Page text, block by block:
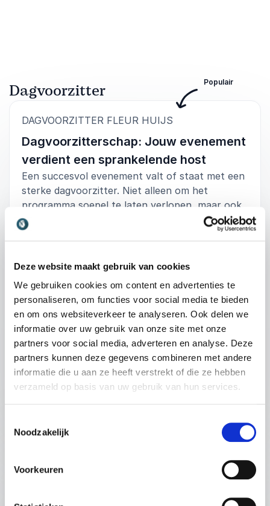
Deze website maakt gebruik van cookies
We gebruiken cookies om content en advertenties te
personaliseren, om functies voor social media te bieden
en om ons websiteverkeer te analyseren. Ook delen we
informatie over uw gebruik van onze site met onze
partners voor social media, adverteren en analyse. Deze
partners kunnen deze gegevens combineren met andere
informatie die u aan ze heeft verstrekt of die ze hebben
verzameld op basis van uw gebruik van hun services.
Noodzakelijk
Voorkeuren
Dagvoorzitter
DAGVOORZITTER FLEUR HUIJS
Dagvoorzitterschap: Jouw evenement
verdient een sprankelende host
Een succesvol evenement valt of staat met een
sterke dagvoorzitter. Niet alleen om het
programma soepel te laten verlopen, maar ook
om het publiek betrokken te houden, energie in
de zaal te brengen en de rode draad helder te
moeiteloos combineert.
Waarom een dagvoorzitter als
Fleur Huijs?
Een dagvoorzitter is veel meer dan iemand die de
tijd in de gaten houdt en sprekers aankondigt.
Fleur brengt structuur, dynamiek en interactie,
zodat jouw evenement geen passieve
bijeenkomst wordt, maar een ervaring die blijft
Met haar achtergrond als presentatrice, radio-dj
en spreker weet Fleur precies hoe ze een
met flair en professionaliteit begeleidt. Of het nu
+Lees meer
Vraag vrijblijvend info aan: Fleur Huijs
Halve dag / Hele dag
Populair
OPLEIDING DOOR FLEUR HUIJS
en betaald spreker
betaald te worden? Heb je een schat aan kennis